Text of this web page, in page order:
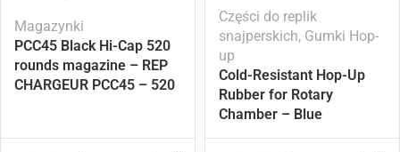
Magazynki
PCC45 Black Hi-Cap 520
rounds magazine – REP
CHARGEUR PCC45 – 520
Części do replik
snajperskich, Gumki Hop-
up
Cold-Resistant Hop-Up
Rubber for Rotary
Chamber – Blue